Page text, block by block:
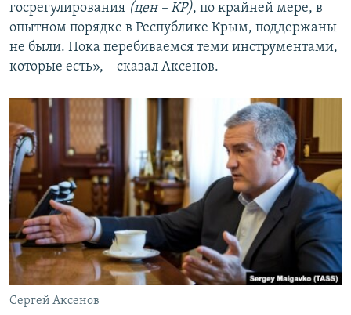
госрегулирования (цен – КР), по крайней мере, в
опытном порядке в Республике Крым, поддержаны
не были. Пока перебиваемся теми инструментами,
которые есть», – сказал Аксенов.
Сергей Аксенов